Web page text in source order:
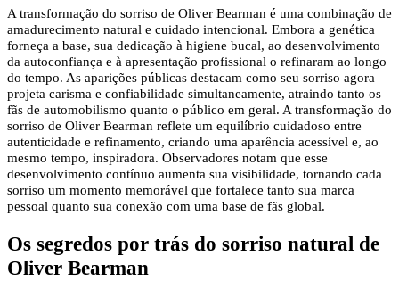
A transformação do sorriso de Oliver Bearman é uma combinação de
amadurecimento natural e cuidado intencional. Embora a genética
forneça a base, sua dedicação à higiene bucal, ao desenvolvimento
da autoconfiança e à apresentação profissional o refinaram ao longo
do tempo. As aparições públicas destacam como seu sorriso agora
projeta carisma e confiabilidade simultaneamente, atraindo tanto os
fãs de automobilismo quanto o público em geral. A transformação do
sorriso de Oliver Bearman reflete um equilíbrio cuidadoso entre
autenticidade e refinamento, criando uma aparência acessível e, ao
mesmo tempo, inspiradora. Observadores notam que esse
desenvolvimento contínuo aumenta sua visibilidade, tornando cada
sorriso um momento memorável que fortalece tanto sua marca
pessoal quanto sua conexão com uma base de fãs global.
Os segredos por trás do sorriso natural de
Oliver Bearman